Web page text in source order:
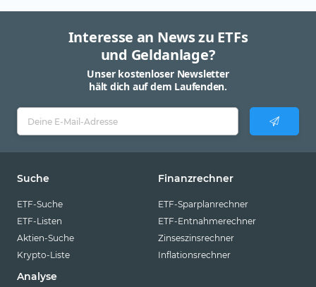
Interesse an News zu ETFs
und Geldanlage?
Unser kostenloser Newsletter
hält dich auf dem Laufenden.
Suche
ETF-Suche
ETF-Listen
Aktien-Suche
Krypto-Liste
Analyse
Finanzrechner
ETF-Sparplanrechner
ETF-Entnahmerechner
Zinseszinsrechner
Inflationsrechner